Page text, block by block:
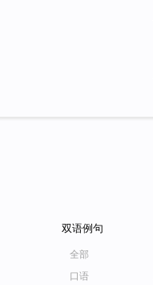
双语例句
全部
口语